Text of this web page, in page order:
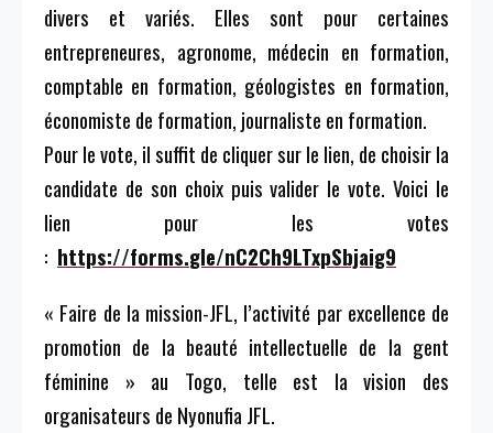
divers et variés. Elles sont pour certaines
entrepreneures, agronome, médecin en formation,
comptable en formation, géologistes en formation,
économiste de formation, journaliste en formation.
Pour le vote, il suffit de cliquer sur le lien, de choisir la
candidate de son choix puis valider le vote. Voici le
lien pour les votes
: https://forms.gle/nC2Ch9LTxpSbjaig9
« Faire de la mission-JFL, l’activité par excellence de
promotion de la beauté intellectuelle de la gent
féminine » au Togo, telle est la vision des
organisateurs de Nyonufia JFL.